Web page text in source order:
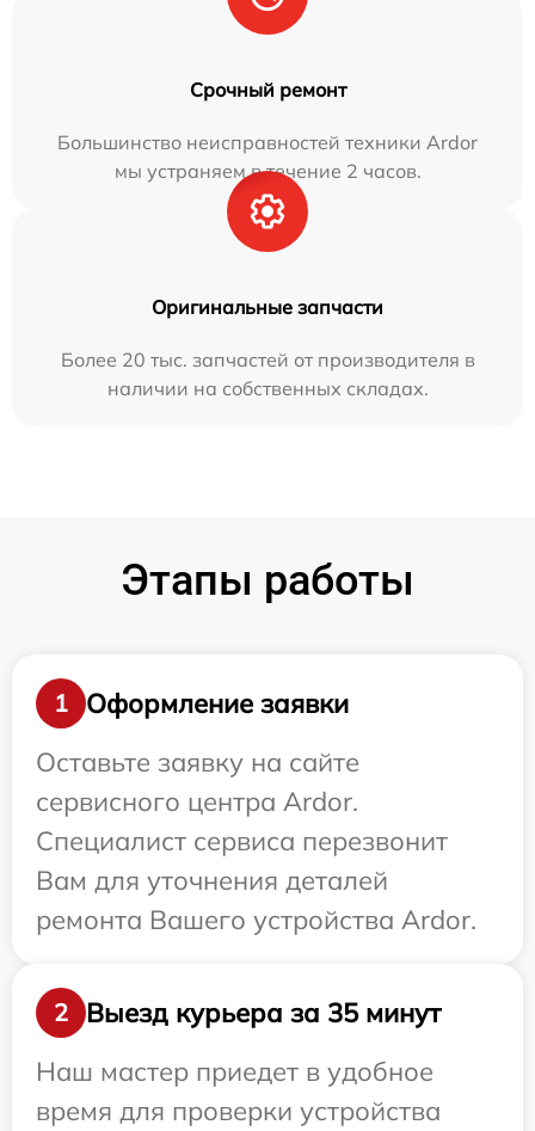
Срочный ремонт
Большинство неисправностей техники Ardor
мы устраняем в течение 2 часов.
Оригинальные запчасти
Более 20 тыс. запчастей от производителя в
наличии на собственных складах.
Этапы работы
1
Оформление заявки
Оставьте заявку на сайте
сервисного центра Ardor.
Специалист сервиса перезвонит
Вам для уточнения деталей
ремонта Вашего устройства Ardor.
2
Выезд курьера за 35 минут
Наш мастер приедет в удобное
время для проверки устройства